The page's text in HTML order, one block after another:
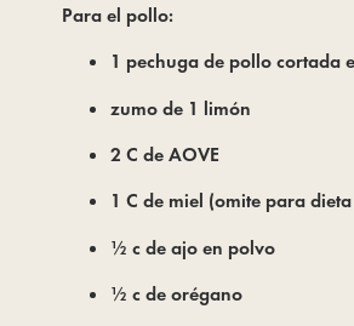
Para el pollo:
1 pechuga de pollo cortada
zumo de 1 limón
2 C de AOVE
1 C de miel (omite para
½ c de ajo en polvo
½ c de orégano